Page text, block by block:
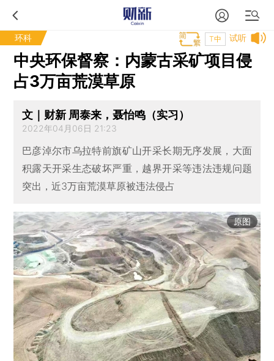
环科 试听
T中
中央环保督察：内蒙古采矿项目侵
占3万亩荒漠草原
文｜财新 周泰来，聂怡鸣（实习）
2022年04月06日 21:23
巴彦淖尔市乌拉特前旗矿山开采长期无序发展，大面
积露天开采生态破坏严重，越界开采等违法违规问题
突出，近3万亩荒漠草原被违法侵占
原图